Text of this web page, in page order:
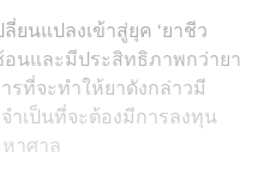
ยนแปลงเข้าสู่ยุค ‘ยาชีว
นและมีประสิทธิภาพกว่ายา
รที่จะทำให้ยาดังกล่าวมี
ำเป็นที่จะต้องมีการลงทุน
าศาล